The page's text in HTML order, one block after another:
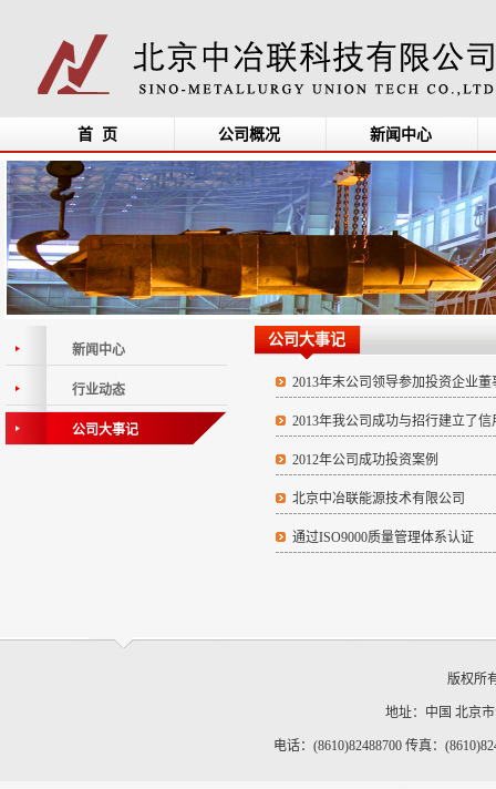
首 页 公司概况 新闻中心
新闻中心
行业动态
公司大事记
公司大事记
2013年末公司领导参加投资企业董
2013年我公司成功与招行建立了信
2012年公司成功投资案例
北京中冶联能源技术有限公司
通过ISO9000质量管理体系认证
版权所
地址：中国 北京
电话：(8610)82488700 传真：